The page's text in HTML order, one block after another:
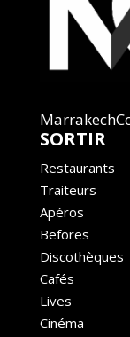
SORTIR
Restaurants
Traiteurs
Apéros
Befores
Discothèques
Cafés
Lives
Cinéma